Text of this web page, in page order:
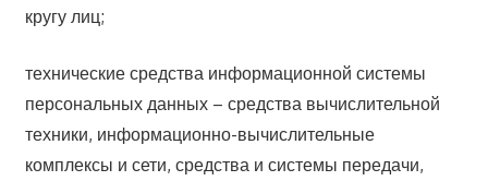
кругу лиц;
технические средства информационной системы
персональных данных – средства вычислительной
техники, информационно-вычислительные
комплексы и сети, средства и системы передачи,